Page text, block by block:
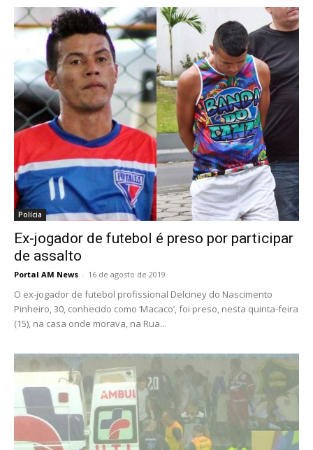
Polícia
Ex-jogador de futebol é preso por participar
de assalto
Portal AM News - 16 de agosto de 2019
O ex-jogador de futebol profissional Delciney do Nascimento
Pinheiro, 30, conhecido como ‘Macaco’, foi preso, nesta quinta-feira
(15), na casa onde morava, na Rua...